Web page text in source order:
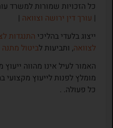
כל הזכויות שמורות למשרד
| עורך דין ירושה וצוואה|
ייצוג בלעדי בהליכי התנגדות
לצוואה, ותביעות לביטול מתנה
האמור לעיל אינו מהווה
מומלץ לפנות לייעוץ
כל פעולה. .